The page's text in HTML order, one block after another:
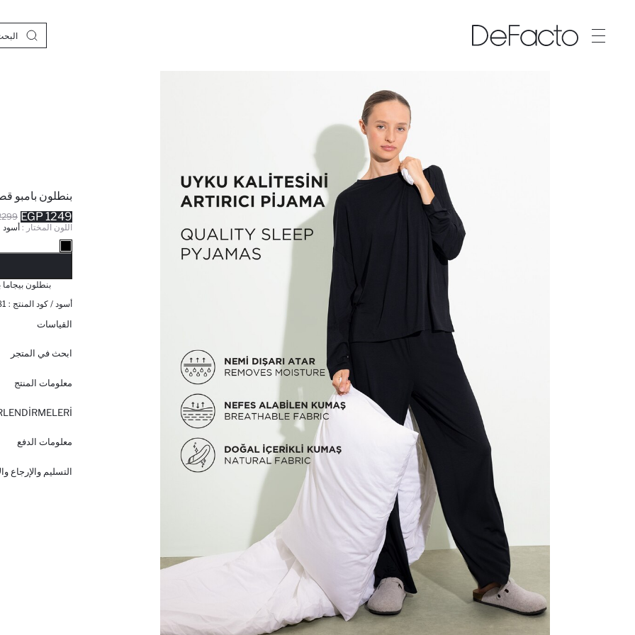
بنطلون بامبو
EGP 1249 EGP
اللون المختار : أسود
بنطلون بيجاما
أسود / كود المنتج :
القياسات
ابحث في المتجر
معلومات المنتج
معلومات الدفع
التسليم والإرجاع